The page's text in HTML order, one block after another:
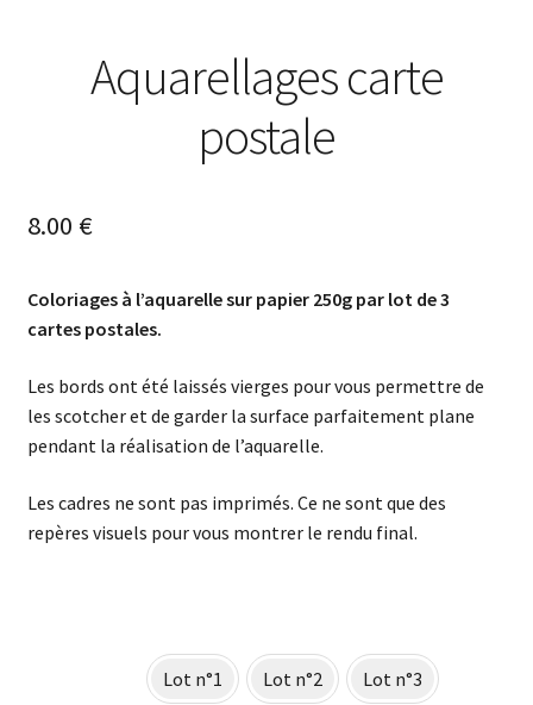
Aquarellages carte
postale
8.00 €
Coloriages à l’aquarelle sur papier 250g par lot de 3
cartes postales.
Les bords ont été laissés vierges pour vous permettre de
les scotcher et de garder la surface parfaitement plane
pendant la réalisation de l’aquarelle.
Les cadres ne sont pas imprimés. Ce ne sont que des
repères visuels pour vous montrer le rendu final.
Lot n°1 Lot n°2 Lot n°3